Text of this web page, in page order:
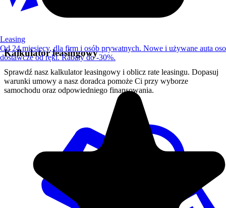
Kalkulator leasingowy
Sprawdź nasz kalkulator leasingowy i oblicz rate leasingu. Dopasuj
warunki umowy a nasz doradca pomoże Ci przy wyborze
samochodu oraz odpowiedniego finansowania.
Leasing
Od 24 miesięcy, dla firm i osób prywatnych. Nowe i używane auta
dostawcze od ręki. Rabaty do -30%.